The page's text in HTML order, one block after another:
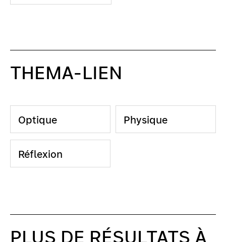
THEMA-LIEN
Optique Physique
Réflexion